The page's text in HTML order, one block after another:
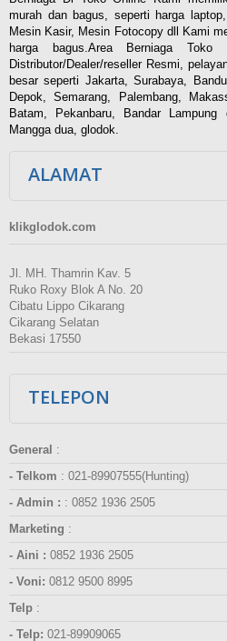
murah dan bagus, seperti harga
Mesin Kasir, Mesin Fotocopy dll Kami
harga bagus.Area Berniaga
Distributor/Dealer/reseller Resmi,
besar seperti Jakarta, Surabaya,
Depok, Semarang, Palembang,
Batam, Pekanbaru, Bandar
Mangga dua, glodok.
ALAMAT
klikglodok.com
Jl. MH. Thamrin Kav. 5
Ruko Roxy Blok A No. 20
Cibatu Lippo Cikarang
Cikarang Selatan
Bekasi 17550
TELEPON
General :
- Telkom : 021-89907555(Hunting)
- Admin : : 0852 1936 2505
Marketing :
- Aini : 0852 1936 2505
- Voni: 0812 9500 8995
Telp :
- Telp: 021-89909065